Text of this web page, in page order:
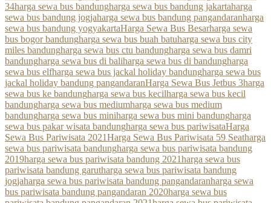
34harga sewa bus bandungharga sewa bus bandung jakartaharga
sewa bus bandung jogjaharga sewa bus bandung pangandaranharga
sewa bus bandung yogyakartaHarga Sewa Bus Besarharga sewa
bus bogor bandungharga sewa bus buah batuharga sewa bus city
miles bandungharga sewa bus ctu bandungharga sewa bus damri
bandungharga sewa bus di baliharga sewa bus di bandungharga
sewa bus elfharga sewa bus jackal holiday bandungharga sewa bus
jackal holiday bandung pangandaranHarga Sewa Bus Jetbus 3harga
sewa bus ke bandungharga sewa bus kecilharga sewa bus kecil
bandungharga sewa bus mediumharga sewa bus medium
bandungharga sewa bus miniharga sewa bus mini bandungharga
sewa bus pakar wisata bandungharga sewa bus pariwisataHarga
Sewa Bus Pariwisata 2021Harga Sewa Bus Pariwisata 59 Seatharga
sewa bus pariwisata bandungharga sewa bus pariwisata bandung
2019harga sewa bus pariwisata bandung 2021harga sewa bus
pariwisata bandung garutharga sewa bus pariwisata bandung
jogjaharga sewa bus pariwisata bandung pangandaranharga sewa
bus pariwisata bandung pangandaran 2020harga sewa bus